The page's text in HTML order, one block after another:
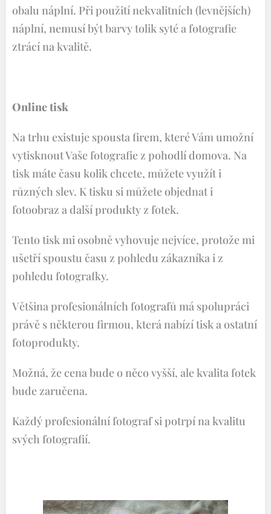
obalu náplní. Při použití nekvalitních (levnějších)
náplní, nemusí být barvy tolik syté a fotografie
ztrácí na kvalitě.
Online tisk
Na trhu existuje spousta firem, které Vám umožní
vytisknout Vaše fotografie z pohodlí domova. Na
tisk máte času kolik chcete, můžete využít i
různých slev. K tisku si můžete objednat i
fotoobraz a další produkty z fotek.
Tento tisk mi osobně vyhovuje nejvíce, protože mi
ušetří spoustu času z pohledu zákazníka i z
pohledu fotografky.
Většina profesionálních fotografů má spolupráci
právě s některou firmou, která nabízí tisk a ostatní
fotoprodukty.
Možná, že cena bude o něco vyšší, ale kvalita fotek
bude zaručena.
Každý profesionální fotograf si potrpí na kvalitu
svých fotografií.